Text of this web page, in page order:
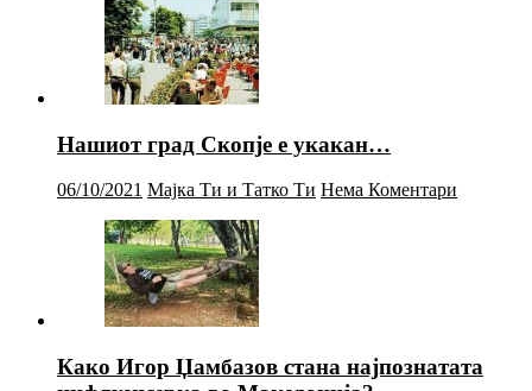
Нашиот град Скопје е укакан…
06/10/2021 Мајка Ти и Татко Ти Нема Коментари
Како Игор Џамбазов стана најпознатата